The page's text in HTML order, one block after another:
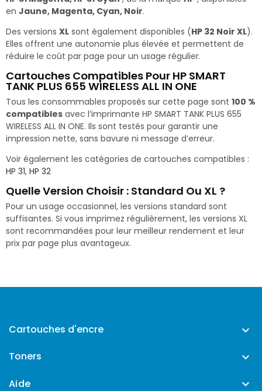
en Jaune, Magenta, Cyan, Noir.
Des versions XL sont également disponibles (HP 32 Noir XL).
Elles offrent une autonomie plus élevée et permettent de
réduire le coût par page pour un usage régulier.
Cartouches Compatibles Pour HP SMART
TANK PLUS 655 WIRELESS ALL IN ONE
Tous les consommables proposés sur cette page sont 100 %
compatibles avec l’imprimante HP SMART TANK PLUS 655
WIRELESS ALL IN ONE. Ils sont testés pour garantir une
impression nette, sans bavure ni message d’erreur.
Voir également les catégories de cartouches compatibles :
HP 31, HP 32
Quelle Version Choisir : Standard Ou XL ?
Pour un usage occasionnel, les versions standard sont
suffisantes. Si vous imprimez régulièrement, les versions XL
sont recommandées pour leur meilleur rendement et leur
prix par page plus avantageux.
Cartouches d'encre 
Toners 
Aide 